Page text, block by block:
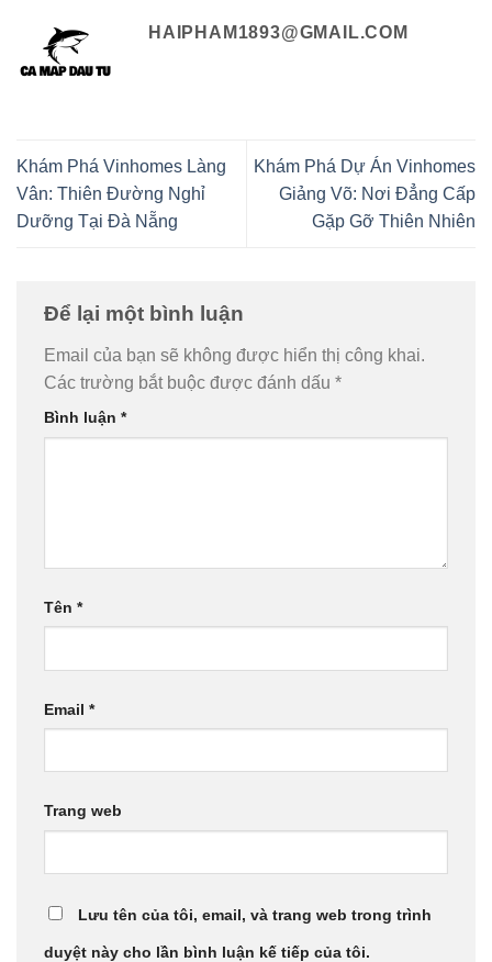
HAIPHAM1893@GMAIL.COM
Khám Phá Vinhomes Làng
Vân: Thiên Đường Nghỉ
Dưỡng Tại Đà Nẵng
Khám Phá Dự Án Vinhomes
Giảng Võ: Nơi Đẳng Cấp
Gặp Gỡ Thiên Nhiên
Để lại một bình luận
Email của bạn sẽ không được hiển thị công khai.
Các trường bắt buộc được đánh dấu *
Bình luận *
Tên *
Email *
Trang web
Lưu tên của tôi, email, và trang web trong trình
duyệt này cho lần bình luận kế tiếp của tôi.